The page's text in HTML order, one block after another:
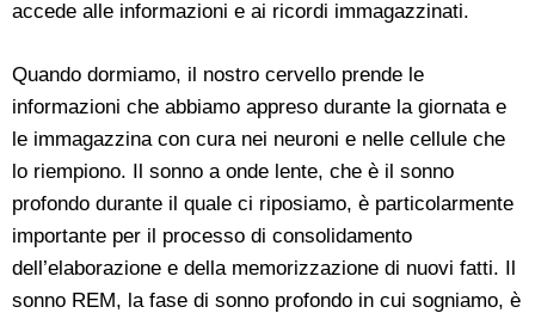
accede alle informazioni e ai ricordi immagazzinati.
Quando dormiamo, il nostro cervello prende le
informazioni che abbiamo appreso durante la giornata e
le immagazzina con cura nei neuroni e nelle cellule che
lo riempiono. Il sonno a onde lente, che è il sonno
profondo durante il quale ci riposiamo, è particolarmente
importante per il processo di consolidamento
dell’elaborazione e della memorizzazione di nuovi fatti. Il
sonno REM, la fase di sonno profondo in cui sogniamo, è